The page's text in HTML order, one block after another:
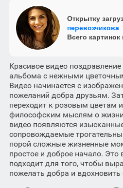
Открытку
перевозчикова
Всего картинок
Красивое видео
альбома с нежными
Видео начинается с
пожеланий добра друзьям.
переходит к розовым цветам
философским мыслям о
видео появляются
сопровождаемые
порой сложные жизненные
простое и доброе начало. Это
подходит для того, чтобы
пожелать добра и